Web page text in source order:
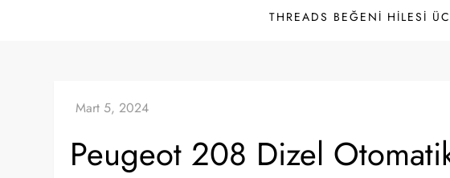
THREADS BEĞENI HILESI
Peugeot 208 Dizel